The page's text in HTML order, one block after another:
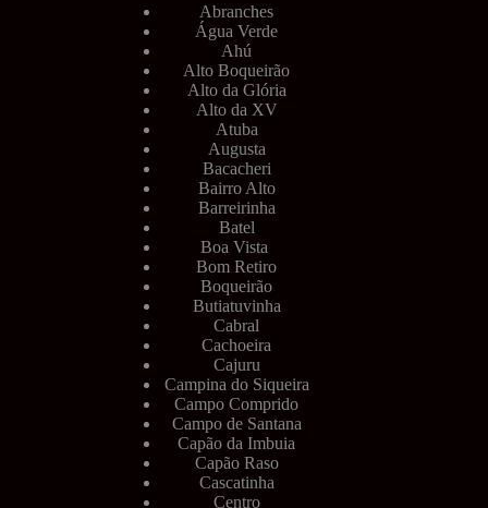
Abranches
Água Verde
Ahú
Alto Boqueirão
Alto da Glória
Alto da XV
Atuba
Augusta
Bacacheri
Bairro Alto
Barreirinha
Batel
Boa Vista
Bom Retiro
Boqueirão
Butiatuvinha
Cabral
Cachoeira
Cajuru
Campina do Siqueira
Campo Comprido
Campo de Santana
Capão da Imbuia
Capão Raso
Cascatinha
Centro